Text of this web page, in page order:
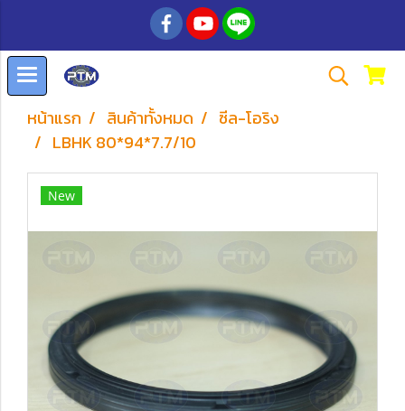
หน้าแรก สินค้าทั้งหมด
ซีล-โอริง
LBHK 80*94*7.7/10
New